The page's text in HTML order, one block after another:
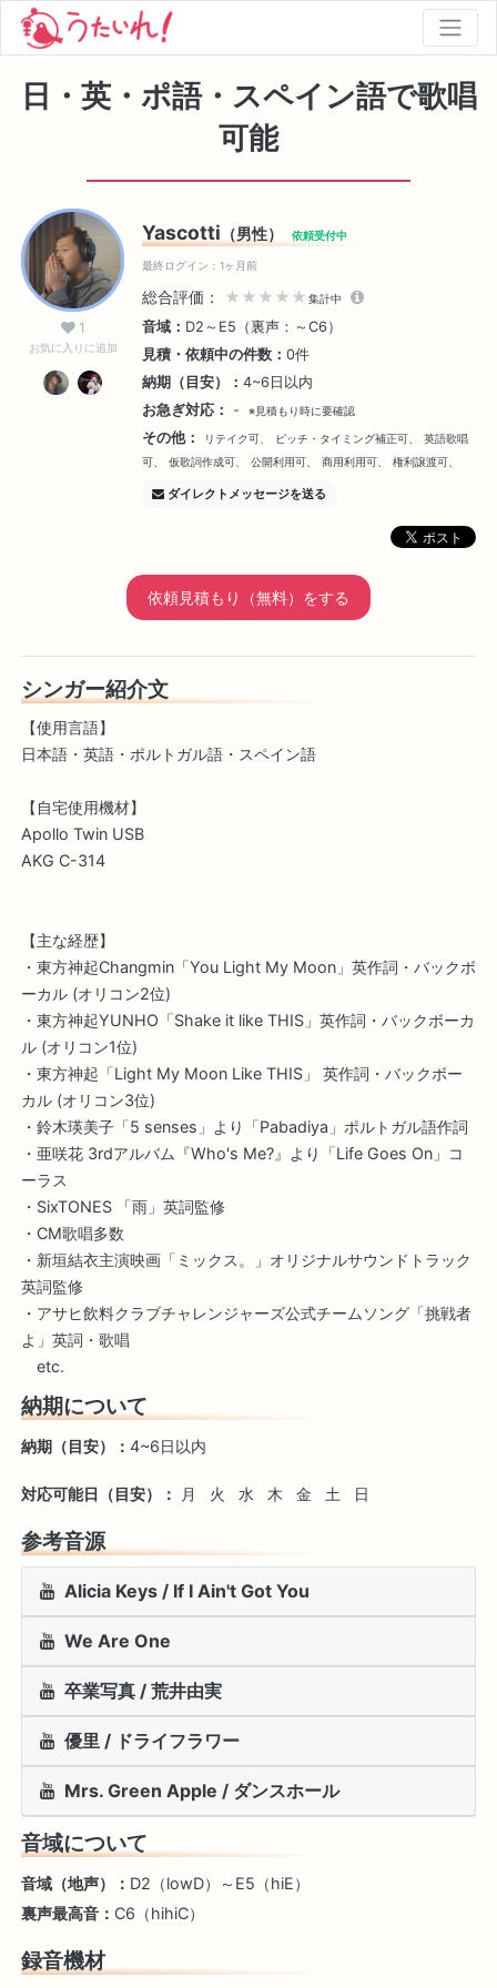
日・英・ポ語・スペイン語で歌唱
可能
1
お気に入りに追加
Yascotti （男性） 依頼受付中
最終ログイン：1ヶ月前
総合評価： ★★★★★ 集計中
音域： D2～E5（裏声：～C6）
見積・依頼中の件数：0件
納期（目安）：4~6日以内
お急ぎ対応：
- ※見積もり時に要確認
その他： リテイク可、 ピッチ・タイミング補正可、
英語歌唱
可、
仮歌詞作成可、 公開利用可、 商用利用可、 権利譲渡可、
ダイレクトメッセージを送る
依頼見積もり（無料）をする
シンガー紹介文
【使用言語】
日本語・英語・ポルトガル語・スペイン語
【自宅使用機材】
Apollo Twin USB
AKG C-314
【主な経歴】
・東方神起Changmin「You Light My Moon」英作詞・バックボ
ーカル (オリコン2位)
・東方神起YUNHO「Shake it like THIS」英作詞・バックボーカ
ル (オリコン1位)
・東方神起「Light My Moon Like THIS」 英作詞・バックボー
カル (オリコン3位)
・鈴木瑛美子「5 senses」より「Pabadiya」ポルトガル語作詞
・亜咲花 3rdアルバム『Who's Me?』より「Life Goes On」コ
ーラス
・SixTONES 「雨」英詞監修
・CM歌唱多数
・新垣結衣主演映画「ミックス。」オリジナルサウンドトラック
英詞監修
・アサヒ飲料クラブチャレンジャーズ公式チームソング「挑戦者
よ」英詞・歌唱
etc.
納期について
納期（目安）： 4~6日以内
対応可能日（目安）： 月 火 水 木 金 土 日
参考音源
Alicia Keys / If I Ain't Got You
We Are One
卒業写真 / 荒井由実
優里 / ドライフラワー
Mrs. Green Apple / ダンスホール
音域について
音域（地声）： D2（lowD）～E5（hiE）
裏声最高音： C6（hihiC）
録音機材